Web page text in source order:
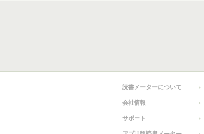
読書メーターについて
会社情報
サポート